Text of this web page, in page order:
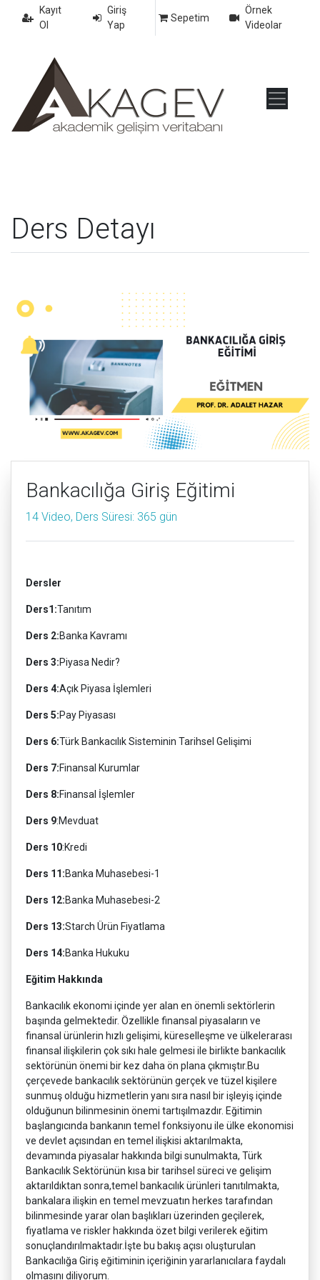
Kayıt
Ol
Giriş
Yap
Sepetim
Örnek
Videolar
Ders Detayı
Bankacılığa Giriş Eğitimi
14 Video, Ders Süresi: 365 gün
Dersler
Ders1:Tanıtım
Ders 2:Banka Kavramı
Ders 3:Piyasa Nedir?
Ders 4:Açık Piyasa İşlemleri
Ders 5:Pay Piyasası
Ders 6:Türk Bankacılık Sisteminin Tarihsel Gelişimi
Ders 7:Finansal Kurumlar
Ders 8:Finansal İşlemler
Ders 9:Mevduat
Ders 10:Kredi
Ders 11:Banka Muhasebesi-1
Ders 12:Banka Muhasebesi-2
Ders 13:Starch Ürün Fiyatlama
Ders 14:Banka Hukuku
Eğitim Hakkında
Bankacılık ekonomi içinde yer alan en önemli sektörlerin
başında gelmektedir. Özellikle finansal piyasaların ve
finansal ürünlerin hızlı gelişimi, küreselleşme ve ülkelerarası
finansal ilişkilerin çok sıkı hale gelmesi ile birlikte bankacılık
sektörünün önemi bir kez daha ön plana çıkmıştır.Bu
çerçevede bankacılık sektörünün gerçek ve tüzel kişilere
sunmuş olduğu hizmetlerin yanı sıra nasıl bir işleyiş içinde
olduğunun bilinmesinin önemi tartışılmazdır. Eğitimin
başlangıcında bankanın temel fonksiyonu ile ülke ekonomisi
ve devlet açısından en temel ilişkisi aktarılmakta,
devamında piyasalar hakkında bilgi sunulmakta, Türk
Bankacılık Sektörünün kısa bir tarihsel süreci ve gelişim
aktarıldıktan sonra,temel bankacılık ürünleri tanıtılmakta,
bankalara ilişkin en temel mevzuatın herkes tarafından
bilinmesinde yarar olan başlıkları üzerinden geçilerek,
fiyatlama ve riskler hakkında özet bilgi verilerek eğitim
sonuçlandırılmaktadır.İşte bu bakış açısı oluşturulan
Bankacılığa Giriş eğitiminin içeriğinin yararlanıcılara faydalı
olmasını diliyorum.